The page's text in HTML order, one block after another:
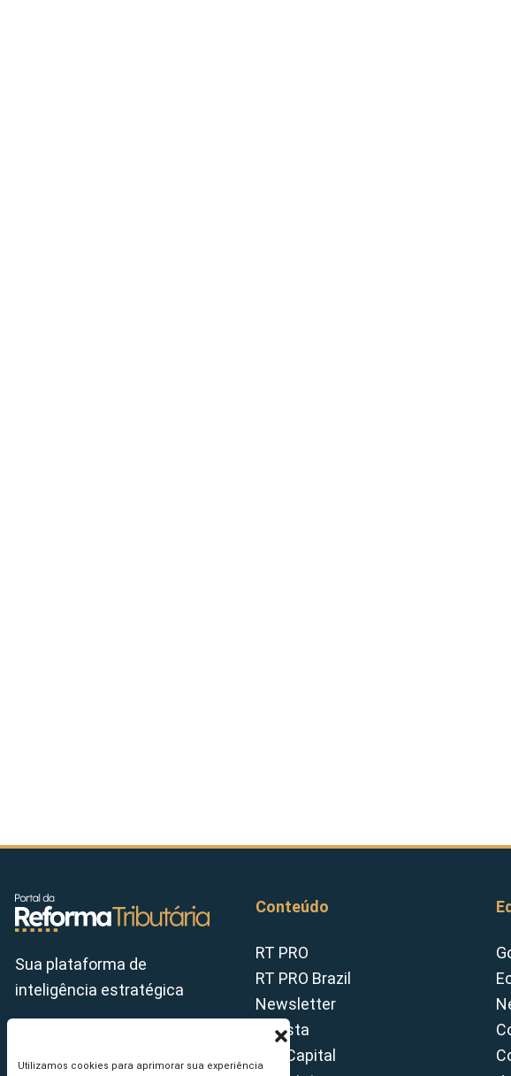
Utilizamos cookies para aprimorar sua experiência
Sua plataforma de
inteligência estratégica
Conteúdo
RT PRO
RT PRO Brazil
Newsletter
Revista
Tax Capital